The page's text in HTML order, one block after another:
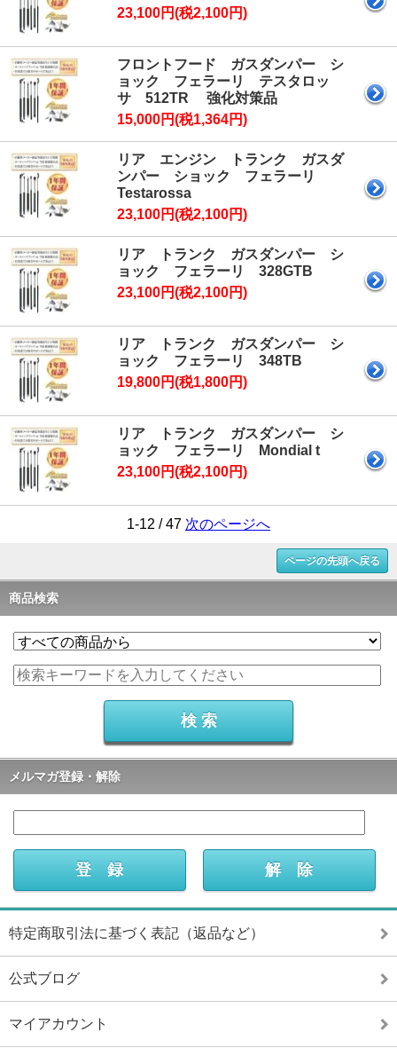
23,100円(税2,100円)
フロントフード ガスダンパー シ
ョック フェラーリ テスタロッ
サ 512TR 強化対策品
15,000円(税1,364円)
リア エンジン トランク ガスダ
ンパー ショック フェラーリ
Testarossa
23,100円(税2,100円)
リア トランク ガスダンパー シ
ョック フェラーリ 328GTB
23,100円(税2,100円)
リア トランク ガスダンパー シ
ョック フェラーリ 348TB
19,800円(税1,800円)
リア トランク ガスダンパー シ
ョック フェラーリ Mondial t
23,100円(税2,100円)
1-12 / 47 次のページへ
ページの先頭へ戻る
商品検索
メルマガ登録・解除
特定商取引法に基づく表記（返品など）
公式ブログ
マイアカウント